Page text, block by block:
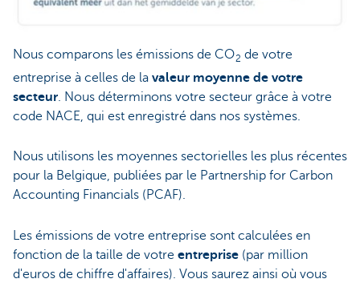
Nous comparons les émissions de CO2 de votre
entreprise à celles de la valeur moyenne de votre
secteur. Nous déterminons votre secteur grâce à votre
code NACE, qui est enregistré dans nos systèmes.
Nous utilisons les moyennes sectorielles les plus récentes
pour la Belgique, publiées par le Partnership for Carbon
Accounting Financials (PCAF).
Les émissions de votre entreprise sont calculées en
fonction de la taille de votre entreprise (par million
d'euros de chiffre d'affaires). Vous saurez ainsi où vous